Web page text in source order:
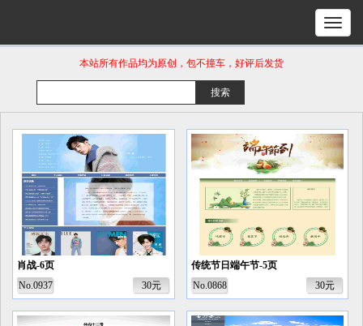
本站所有作品均为原创，包不撞车，好评后发货
肖战-6页
No.0937
30元
传统节日端午节-5页
No.0868
30元